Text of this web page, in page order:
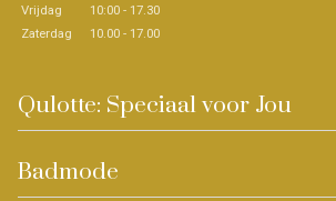
Vrijdag
10:00 - 17.30
Zaterdag
10.00 - 17.00
Qulotte: Speciaal voor Jou
Badmode